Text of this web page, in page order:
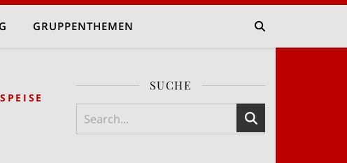
GRUPPENTHEMEN
SUCHE